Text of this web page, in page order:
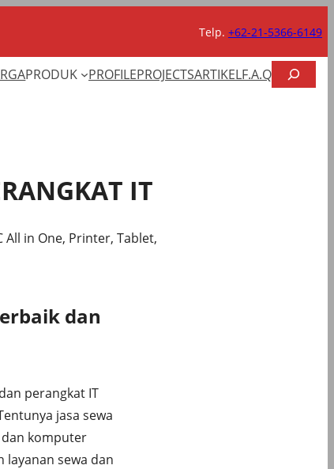
Telp. +62-21-5366-6149
PRODUK PROFILEPROJECTSARTIKELF.A.QCARI
IT
All in One, Printer, Tablet,
dan
perangkat IT
jasa sewa
komputer
sewa dan